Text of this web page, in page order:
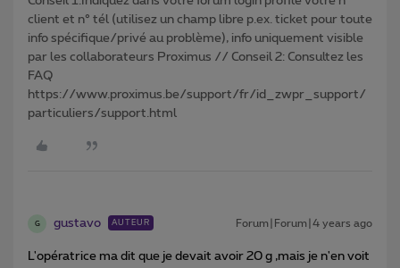
client et n° tél (utilisez un champ libre p.ex. ticket pour toute
info spécifique/privé au problème), info uniquement visible
par les collaborateurs Proximus // Conseil 2: Consultez les
FAQ
https://www.proximus.be/support/fr/id_zwpr_support/
particuliers/support.html
G gustavo AUTEUR Forum|Forum|4 years ago
L'opératrice ma dit que je devait avoir 20 g ,mais je n'en voit